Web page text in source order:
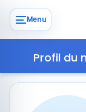
Menu
Profil du